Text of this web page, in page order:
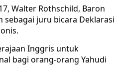
Walter Rothschild, Baron
sebagai juru bicara Deklarasi
Inggris untuk
bagi orang-orang Yahudi